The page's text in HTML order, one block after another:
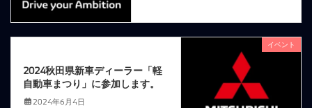
イベント
2024秋田県新車ディーラー「軽
自動車まつり」に参加します。
2024年6月4日